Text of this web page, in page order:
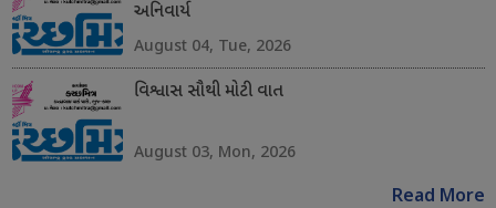
અનિવાર્ય
August 04, Tue, 2026
વિશ્વાસ સૌથી મોટી વાત
August 03, Mon, 2026
Read More